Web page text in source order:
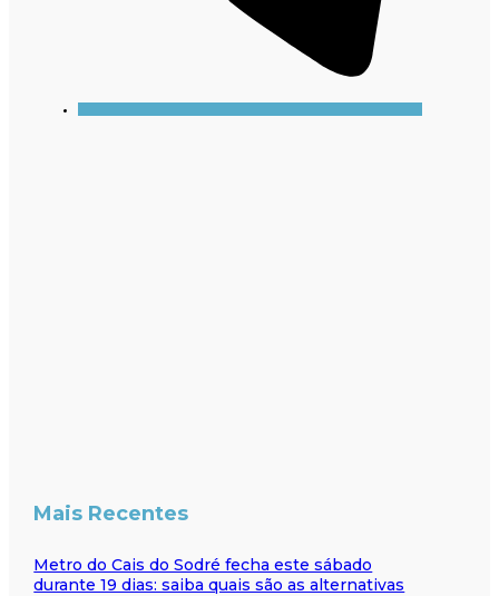
Mais Recentes
Metro do Cais do Sodré fecha este sábado
durante 19 dias: saiba quais são as alternativas